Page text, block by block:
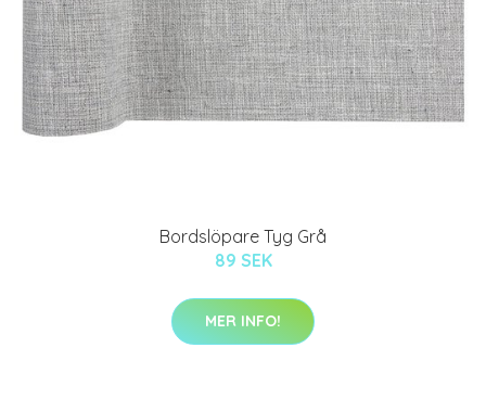
Bordslöpare Tyg Grå
89 SEK
MER INFO!